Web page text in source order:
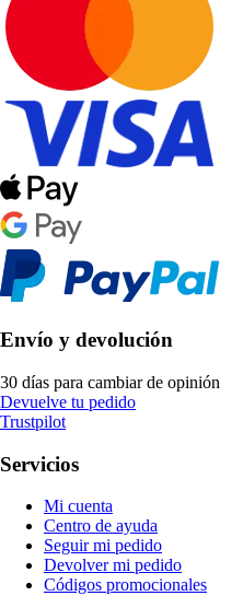
Envío y devolución
30 días para cambiar de opinión
Devuelve tu pedido
Trustpilot
Servicios
Mi cuenta
Centro de ayuda
Seguir mi pedido
Devolver mi pedido
Códigos promocionales